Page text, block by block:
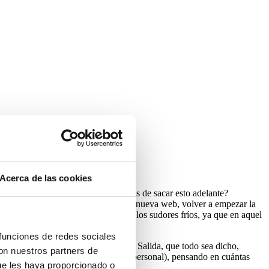
Acerca de las cookies
de redes sociales
nuestros partners de
les haya proporcionado o
emocionante. ¿Seremos capaces de sacar esto adelante?
Teníamos que crear nueva marca, nueva web, volver a empezar la
dependencia tan alta, me entran los sudores fríos, ya que en aquel
a su merced.
de nuestra facturación mensual. Salida, que todo sea dicho,
vida profesional (y por lo tanto personal), pensando en cuántas